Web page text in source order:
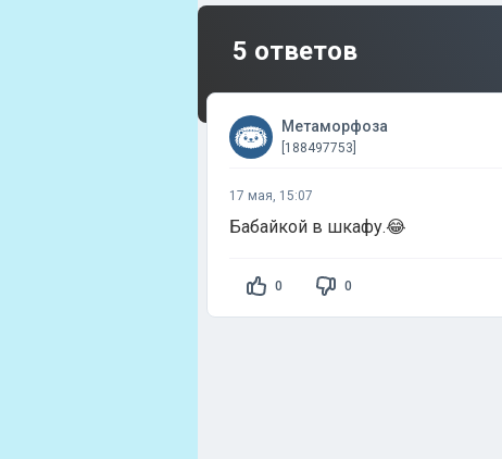
5 ответов
Метаморфоза
[188497753]
17 мая, 15:07
Бабайкой в шкафу.😂
0 0